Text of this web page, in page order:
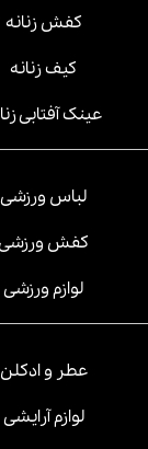
کفش زنانه
کیف زنانه
عینک آفتابی
لباس ورزشی
کفش
لوازم ورزشی
عطر و ادکلن
لوازم آرایشی